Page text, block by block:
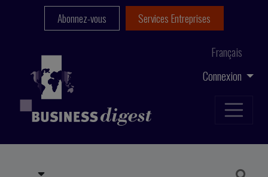
Connexion
Français
Abonnez-vous Services Entreprises